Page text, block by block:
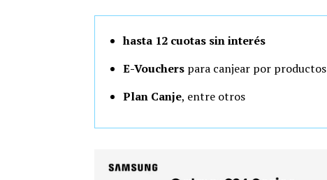
hasta 12 cuotas sin interés
E-Voucherspara canjear por productos
Plan Canje, entre otros